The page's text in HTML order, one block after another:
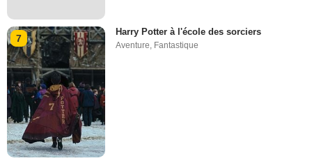
7
Harry Potter à l'école des sorciers
Aventure Fantastique